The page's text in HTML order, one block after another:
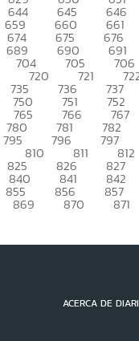
644 645 646
659 660 661
674 675 676
689 690 691
704 705 706
720 721
735 736 737
750 751 752
765 766 767
780 781 782
795 796 797
810 811 812
825 826 827
840 841 842
855 856 857
869 870 871
ACERCA DE